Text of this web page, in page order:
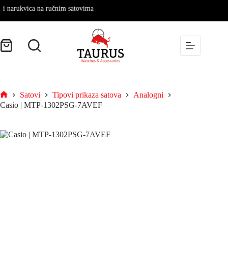
na ručnim satovima
Satovi Tipovi prikaza satova
Analogni
Casio | MTP-1302PSG-7AVEF